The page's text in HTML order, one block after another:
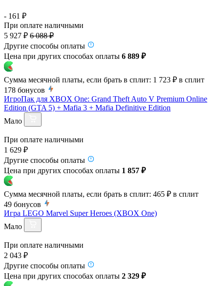
- 161 ₽
При оплате наличными
5 927 ₽ 6 088 ₽
Другие способы оплаты
Цена при других способах оплаты 6 889 ₽
Сумма месячной платы, если брать в сплит: 1 723 ₽ в сплит
178 бонусов
ИгроПак для XBOX One: Grand Theft Auto V Premium Online
Edition (GTA 5) + Mafia 3 + Mafia Definitive Edition
Мало
При оплате наличными
1 629 ₽
Другие способы оплаты
Цена при других способах оплаты 1 857 ₽
Сумма месячной платы, если брать в сплит: 465 ₽ в сплит
49 бонусов
Игра LEGO Marvel Super Heroes (XBOX One)
Мало
При оплате наличными
2 043 ₽
Другие способы оплаты
Цена при других способах оплаты 2 329 ₽